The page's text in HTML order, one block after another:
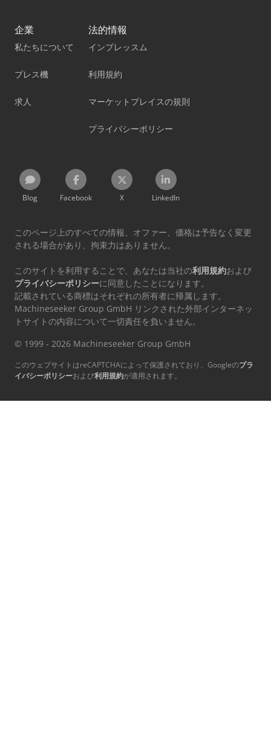
企業
私たちについて
プレス機
求人
法的情報
インプレッスム
利用規約
マーケットプレイスの規則
プライバシーポリシー
Blog Facebook X LinkedIn
このページ上のすべての情報、オファー、価格は予告なく変更
される場合があり、拘束力はありません。
このサイトを利用することで、あなたは当社の利用規約および
プライバシーポリシーに同意したことになります。
記載されている商標はそれぞれの所有者に帰属します。
Machineseeker Group GmbH リンクされた外部インターネッ
トサイトの内容について一切責任を負いません。
© 1999 - 2026 Machineseeker Group GmbH
このウェブサイトはreCAPTCHAによって保護されており、Googleのプラ
イバシーポリシーおよび利用規約が適用されます。